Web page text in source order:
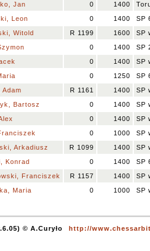
Jan 0 1400
Leon 0 1400
SP
Witold R 1199 1600
SP
0 1400
SP
0 1400
SP
0 1250
SP
R 1161 1400
SP
Bartosz 0 1400
SP
0 1400
SP
0 1000
SP
Arkadiusz R 1099 1400
SP
Konrad 0 1400
SP
Franciszek R 1157 1400
SP
Maria 0 1000 SP
© A.Curyło
http://